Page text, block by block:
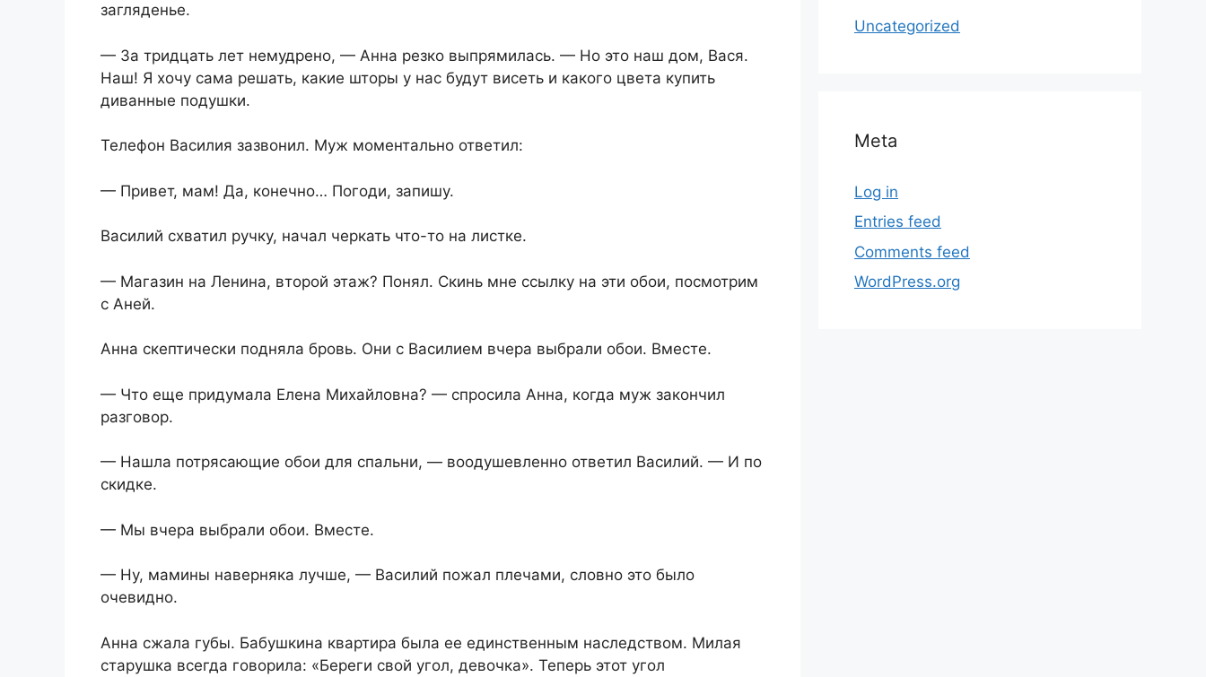
загляденье.
— За тридцать лет немудрено, — Анна резко выпрямилась. — Но это наш дом, Вася.
Наш! Я хочу сама решать, какие шторы у нас будут висеть и какого цвета купить
диванные подушки.
Телефон Василия зазвонил. Муж моментально ответил:
— Привет, мам! Да, конечно… Погоди, запишу.
Василий схватил ручку, начал черкать что-то на листке.
— Магазин на Ленина, второй этаж? Понял. Скинь мне ссылку на эти обои, посмотрим
с Аней.
Анна скептически подняла бровь. Они с Василием вчера выбрали обои. Вместе.
— Что еще придумала Елена Михайловна? — спросила Анна, когда муж закончил
разговор.
— Нашла потрясающие обои для спальни, — воодушевленно ответил Василий. — И по
скидке.
— Мы вчера выбрали обои. Вместе.
— Ну, мамины наверняка лучше, — Василий пожал плечами, словно это было
очевидно.
Анна сжала губы. Бабушкина квартира была ее единственным наследством. Милая
старушка всегда говорила: «Береги свой угол, девочка». Теперь этот угол
Uncategorized
Meta
Log in
Entries feed
Comments feed
WordPress.org